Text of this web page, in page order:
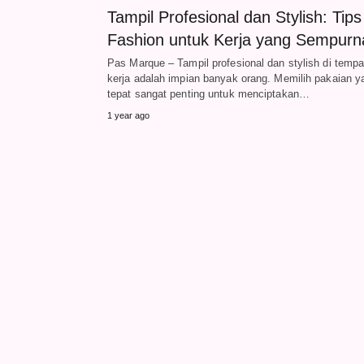
Tampil Profesional dan Stylish: Tips
Fashion untuk Kerja yang
Pas Marque – Tampil profesional dan stylish di
kerja adalah impian banyak orang. Memilih pakaian
tepat sangat penting untuk menciptakan…
1 year ago